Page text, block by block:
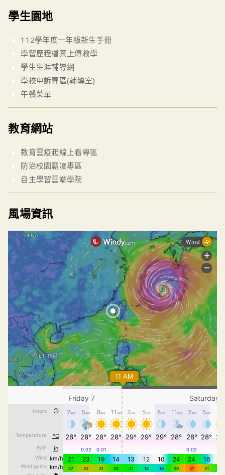
學生園地
112學年度一年級新生手冊
學習歷程檔案上傳教學
學生生涯輔導網
學校申訴專區(輔導室)
午餐菜單
教育網站
教育雲疫起線上看專區
防治校園霸凌專區
自主學習雲端學院
風場資訊